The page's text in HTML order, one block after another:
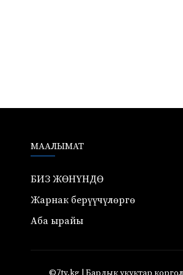
МААЛЫМАТ
БИЗ ЖӨНҮНДӨ
Жарнак берүүчүлөргө
Аба ырайы